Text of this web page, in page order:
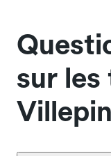
sur les